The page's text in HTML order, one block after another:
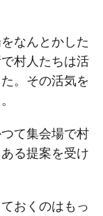
なんとかした
村人たちは活
。その活気を
て集会場で村
る提案を受け
おくのはもっ